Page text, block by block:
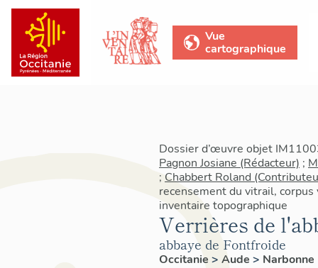
Vue
cartographique
Dossier d’œuvre objet
Pagnon Josiane (Rédacteur) ;
; Chabbert Roland
recensement du vitrail,
inventaire topographique
Verrières de
abbaye de Fontfroide
Occitanie > Aude > Narbonne